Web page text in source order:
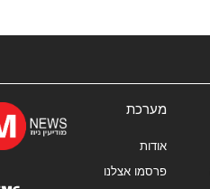
מערכת
אודות
פרסמו אצלנו